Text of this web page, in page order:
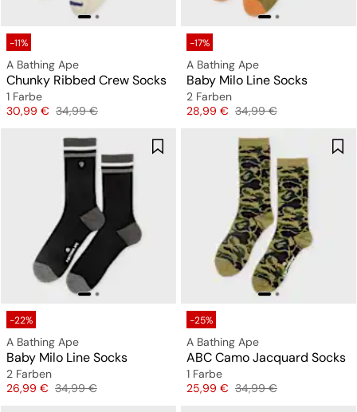
-11%
A Bathing Ape
Chunky Ribbed Crew Socks
1 Farbe
Preis
30,99 € Originalpreis
34,99 €
-17%
A Bathing Ape
Baby Milo Line Socks
2 Farben
Preis
28,99 € Originalpreis
34,99 €
-22%
A Bathing Ape
Baby Milo Line Socks
2 Farben
Preis
26,99 € Originalpreis
34,99 €
-25%
A Bathing Ape
ABC Camo Jacquard Socks
1 Farbe
Preis
25,99 € Originalpreis
34,99 €